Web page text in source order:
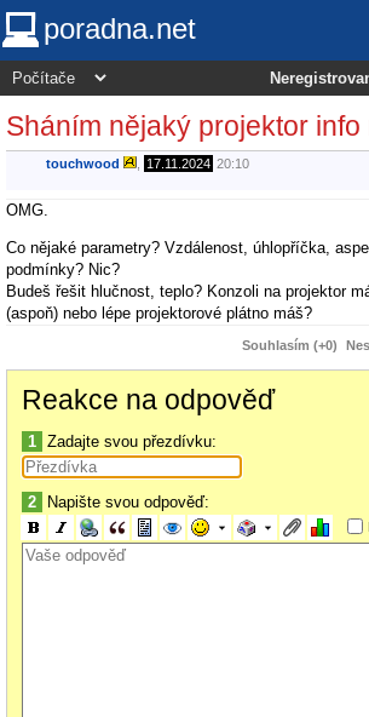
poradna.net
Sháním nějaký projektor info
touchwood 17.11.2024 20:10
OMG.
Co nějaké parametry? Vzdálenost, úhlopříčka,
podmínky? Nic?
Budeš řešit hlučnost, teplo? Konzoli na projektor
(aspoň) nebo lépe projektorové plátno máš?
Souhlasím (+0)
Reakce na odpověď
1 Zadajte svou přezdívku:
2 Napište svou odpověď: